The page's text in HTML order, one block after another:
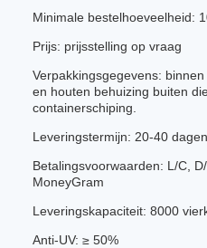
Minimale bestelhoeveelheid:
Prijs: prijsstelling op vraag
Verpakkingsgegevens:
en houten behuizing buiten
containerschiping.
Leveringstermijn: 20-40 dagen
Betalingsvoorwaarden: L/C,
MoneyGram
Leveringskapaciteit: 8000
Anti-UV: ≥ 50%